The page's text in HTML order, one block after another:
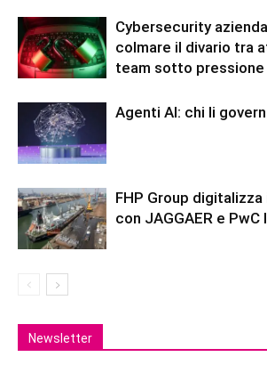
Cybersecurity
colmare il divario tra
team sotto pressione
Agenti AI: chi li
FHP Group
con JAGGAER e PwC
Newsletter